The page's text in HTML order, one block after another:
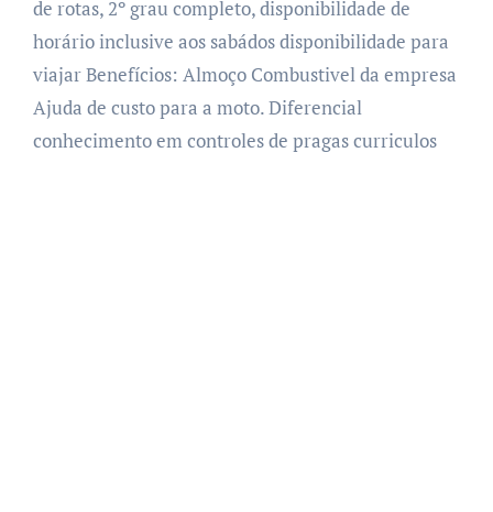
de rotas, 2º grau completo, disponibilidade de
horário inclusive aos sabádos disponibilidade para
viajar Benefícios: Almoço Combustivel da empresa
Ajuda de custo para a moto. Diferencial
conhecimento em controles de pragas curriculos